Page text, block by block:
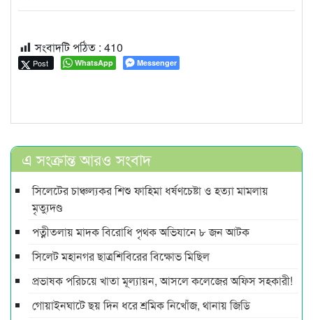
সংবাদটি পঠিত : 410
Post WhatsApp Messenger
এ সংক্রান্ত আরও সংবাদ
সিলেটের চাঞ্চল্যকর শিশু ফাহিমা ধর্ষণচেষ্টা ও হত্যা মামলায়
মৃত্যুদণ্ড
পত্নীতলায় মাদক বিরোধি পৃথক অভিযানে ৮ জন আটক
সিলেট মহানগর ছাত্রশিবিরের বিক্ষোভ মিছিল
প্রভাষক পরিচয়ে খাতা মূল্যায়ন, আসলে কলেজের অফিস সহকারী!
গোয়াইনঘাটে ছয় দিন ধরে শ্রমিক নিখোঁজ, থানায় জিডি